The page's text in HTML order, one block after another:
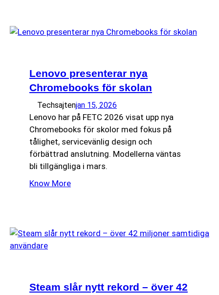
Lenovo presenterar nya
Chromebooks för skolan
Techsajtenjan 15, 2026
Lenovo har på FETC 2026 visat upp nya
Chromebooks för skolor med fokus på
tålighet, servicevänlig design och
förbättrad anslutning. Modellerna väntas
bli tillgängliga i mars.
Know More
Steam slår nytt rekord – över 42